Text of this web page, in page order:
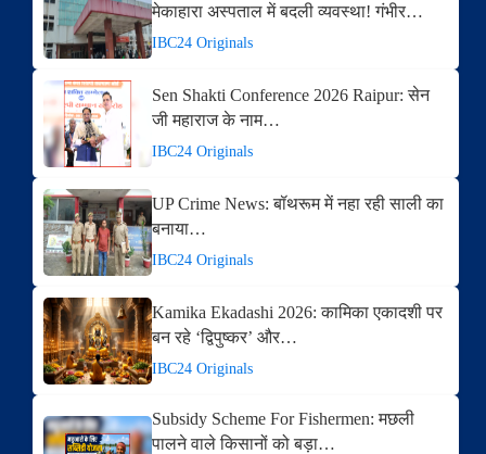
मेकाहारा अस्पताल में बदली व्यवस्था! गंभीर…
IBC24 Originals
Sen Shakti Conference 2026 Raipur: सेन
जी महाराज के नाम…
IBC24 Originals
UP Crime News: बॉथरूम में नहा रही साली का
बनाया…
IBC24 Originals
Kamika Ekadashi 2026: कामिका एकादशी पर
बन रहे ‘द्विपुष्कर’ और…
IBC24 Originals
Subsidy Scheme For Fishermen: मछली
पालने वाले किसानों को बड़ा…